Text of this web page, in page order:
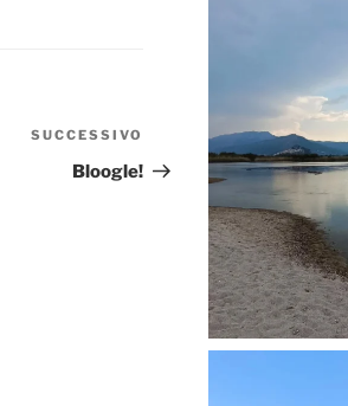
Articolo
successivo
SUCCESSIVO
Bloogle!